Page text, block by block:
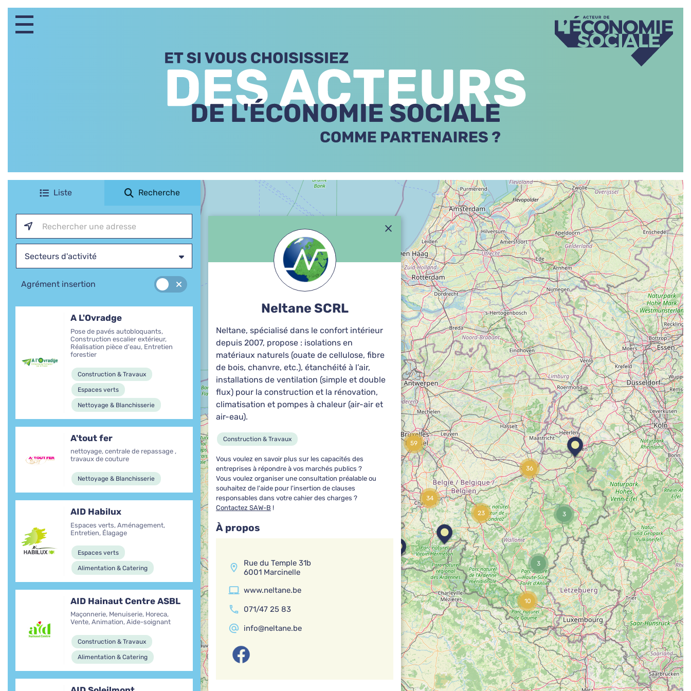
Liste Recherche
Secteurs d'activité
Agrément insertion
A L'Ovradge
Pose de pavés autobloquants,
Construction escalier extérieur,
Réalisation pièce d'eau, Entretien
forestier
Construction & Travaux
Espaces verts
Nettoyage & Blanchisserie
A'tout fer
nettoyage, centrale de repassage ,
travaux de couture
Nettoyage & Blanchisserie
AID Habilux
Espaces verts, Aménagement,
Entretien, Élagage
Espaces verts
Alimentation & Catering
AID Hainaut Centre ASBL
Maçonnerie, Menuiserie, Horeca,
Vente, Animation, Aide-soignant
Construction & Travaux
Alimentation & Catering
5
59
10
3
3
23
36
34
−
Neltane SCRL
Neltane, spécialisé dans le confort intérieur
depuis 2007, propose : isolations en
matériaux naturels (ouate de cellulose, fibre
de bois, chanvre, etc.), étanchéité à l’air,
installations de ventilation (simple et double
flux) pour la construction et la rénovation,
climatisation et pompes à chaleur (air-air et
air-eau).
Construction & Travaux
Vous voulez en savoir plus sur les capacités des
entreprises à répondre à vos marchés publics ?
Vous voulez organiser une consultation préalable ou
souhaitez de l'aide pour l'insertion de clauses
responsables dans votre cahier des charges ?
Contactez SAW-B !
À propos
Rue du Temple 31b
6001 Marcinelle
www.neltane.be
071/47 25 83
info@neltane.be
+